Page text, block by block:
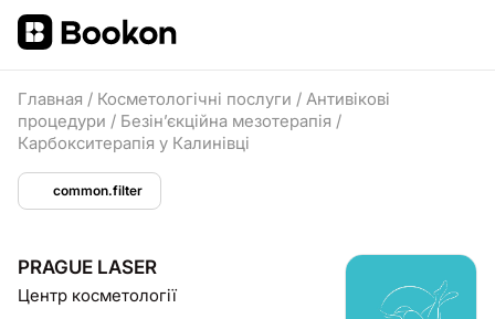
Главная / Косметологічні послуги / Антивікові
процедури / Безінʼєкційна мезотерапія /
Карбокситерапія у Калинівці
common.filter
PRAGUE LASER
Центр косметології